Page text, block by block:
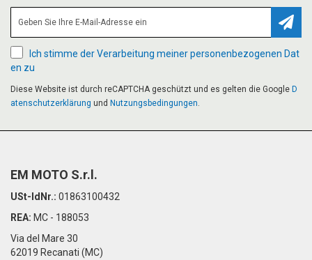
Ich stimme der Verarbeitung meiner personenbezogenen Dat
en zu
Diese Website ist durch reCAPTCHA geschützt und es gelten die Google D
atenschutzerklärung und Nutzungsbedingungen.
EM MOTO S.r.l.
USt-IdNr.: 01863100432
REA: MC - 188053
Via del Mare 30
62019 Recanati (MC)